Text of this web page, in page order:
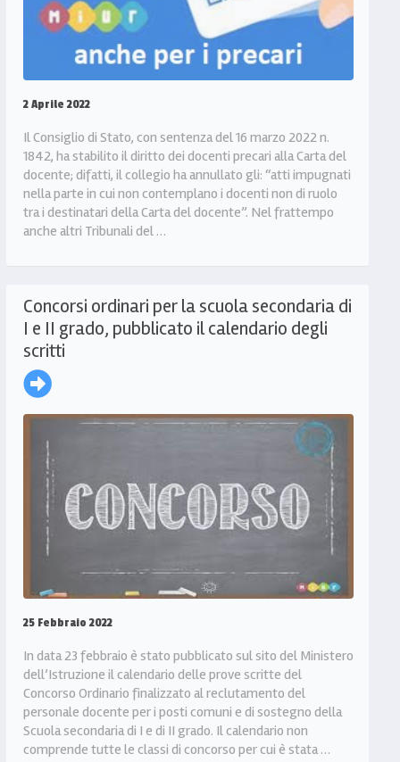
2 Aprile 2022
Il Consiglio di Stato, con sentenza del 16 marzo 2022 n.
1842, ha stabilito il diritto dei docenti precari alla Carta del
docente; difatti, il collegio ha annullato gli: “atti impugnati
nella parte in cui non contemplano i docenti non di ruolo
tra i destinatari della Carta del docente”. Nel frattempo
anche altri Tribunali del …
Concorsi ordinari per la scuola secondaria di
I e II grado, pubblicato il calendario degli
scritti
25 Febbraio 2022
In data 23 febbraio è stato pubblicato sul sito del Ministero
dell’Istruzione il calendario delle prove scritte del
Concorso Ordinario finalizzato al reclutamento del
personale docente per i posti comuni e di sostegno della
Scuola secondaria di I e di II grado. Il calendario non
comprende tutte le classi di concorso per cui è stata …